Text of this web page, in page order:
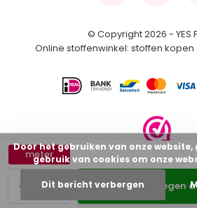
+
-
meter
Toevoegen
© Copyright 2026 - YES
Online stoffenwinkel: stoffen kopen
Door het gebruiken van onze
gebruik van cookies om onze
Dit bericht verbergen